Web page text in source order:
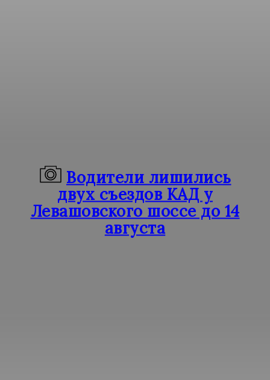
Водители лишились
двух съездов КАД у
Левашовского шоссе до 14
августа